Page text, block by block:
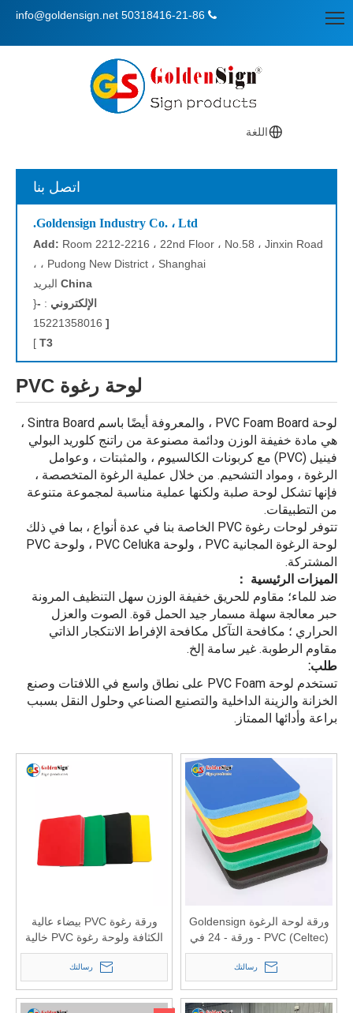

info@goldensign.net
اللغة
اتصل بنا
Goldensign Industry Co. ، Ltd.
Add: Room 2212-2216 ، 22nd Floor ، No.58 ، Jinxin Road
، Pudong New District ، Shanghai ،
China البريد
الإلكتروني :
-
{
[
15221358016
T3
]
لوحة رغوة PVC
لوحة PVC Foam Board ، والمعروفة أيضًا باسم Sintra Board ،
هي مادة خفيفة الوزن ودائمة مصنوعة من راتنج كلوريد البولي
فينيل (PVC) مع كربونات الكالسيوم ، والمثبتات ، وعوامل
الرغوة ، ومواد التشحيم. من خلال عملية الرغوة المتخصصة ،
فإنها تشكل لوحة صلبة ولكنها عملية مناسبة لمجموعة متنوعة
من التطبيقات.
تتوفر لوحات رغوة PVC الخاصة بنا في عدة أنواع ، بما في ذلك
لوحة الرغوة المجانية PVC ، ولوحة PVC Celuka ، ولوحة PVC
المشتركة.
الميزات الرئيسية ：
ضد للماء؛ مقاوم للحريق خفيفة الوزن سهل التنظيف المرونة
حبر معالجة سهلة مسمار جيد الحمل قوة. الصوت والعزل
الحراري ؛ مكافحة التآكل مكافحة الإفراط الانتكجار الذاتي
مقاوم الرطوبة. غير سامة إلخ.
طلب:
تستخدم لوحة PVC Foam على نطاق واسع في اللافتات وصنع
الخزانة والزينة الداخلية والتصنيع الصناعي وحلول النقل بسبب
براعة وأدائها الممتاز.
ورقة لوحة الرغوة Goldensign
PVC (Celtec) - ورقة - 24 في
× 48 في × 8 مم
رسالتك
ورقة رغوة PVC بيضاء عالية
الكثافة ولوحة رغوة PVC خالية
من الرصاص الملونة
رسالتك